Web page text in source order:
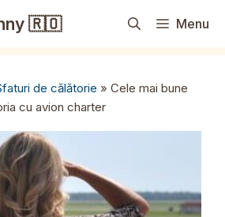
🇷🇴 Menu
de călătorie » Cele mai bune
cu avion charter